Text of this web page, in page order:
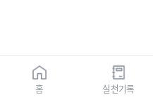
홈 실천기록